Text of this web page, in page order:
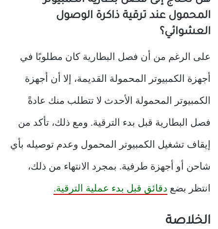
المحمول عند ترقية ذاكرة الوصول
العشوائي؟
على الرغم من أن فصل البطارية كان مطلوبًا في
أجهزة الكمبيوتر المحمولة القديمة، إلا أن أجهزة
الكمبيوتر المحمولة الأحدث لا تتطلب منك عادةً
فصل البطارية قبل بدء الترقية. ومع ذلك، تأكد من
إيقاف تشغيل الكمبيوتر المحمول وعدم توصيله بأي
شاحن أو أجهزة طرفية. بمجرد الانتهاء من ذلك،
انتظر بضع دقائق قبل بدء عملية الترقية.
الخلاصة